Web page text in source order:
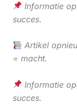
Informatie
succes.
Artikel
= macht.
Informatie
succes.